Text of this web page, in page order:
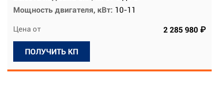
Мощность двигателя, кВт: 10-11
Цена от 2 285 980 ₽
ПОЛУЧИТЬ КП